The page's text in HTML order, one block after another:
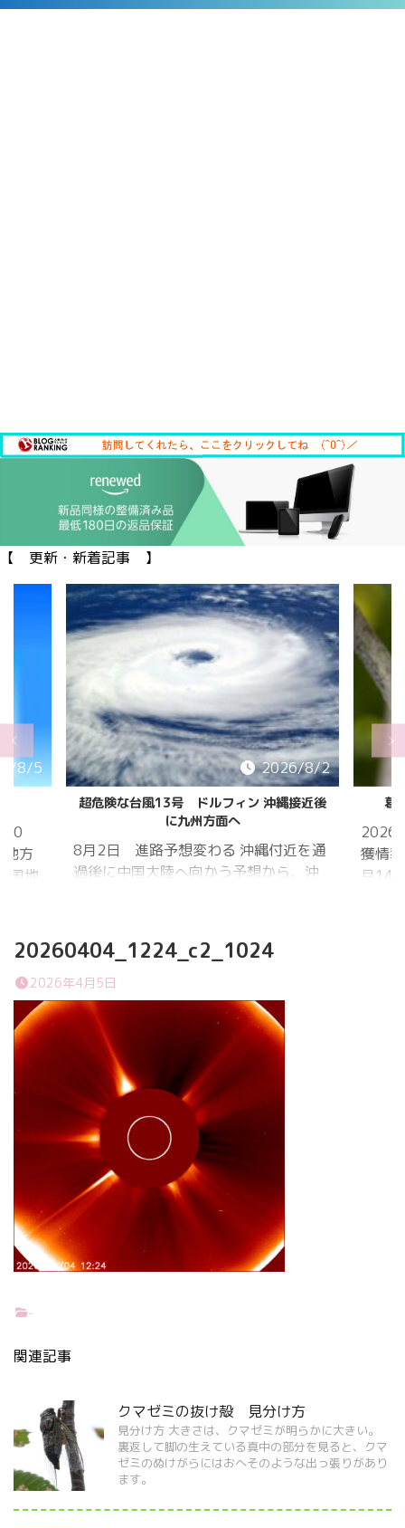
【 更新・新着記事 】
8/5
20
方
国地
2026/8/2
超危険な台風13号 ドルフィン 沖縄接近後
に九州方面へ
8月2日 進路予想変わる 沖縄付近を通
過後に中国大陸へ向かう予想から、沖
ヨーロッパ中
期予報センター 気象庁 8月31日
6:00 8月30日 5:20 8月1日に南鳥島
近海で猛烈な勢力へ 台風13号は、今
後、海面水温が29度以上の海域を西進
する見込みで、猛烈な勢力になる見込
み。
葛
2026
獲情
月14
20260404_1224_c2_1024
2026年4月5日
-
関連記事
クマゼミの抜け殻 見分け方
見分け方 大きさは、クマゼミが明らかに大きい。
裏返して脚の生えている真中の部分を見ると、クマ
ゼミのぬけがらにはおへそのような出っ張りがあり
ます。